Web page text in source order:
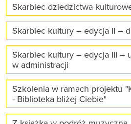
Skarbiec dziedzictwa
Skarbiec kultury – edycja II –
Skarbiec kultury – edycja III –
w administracji
Szkolenia w ramach projektu
- Biblioteka bliżej Ciebie"